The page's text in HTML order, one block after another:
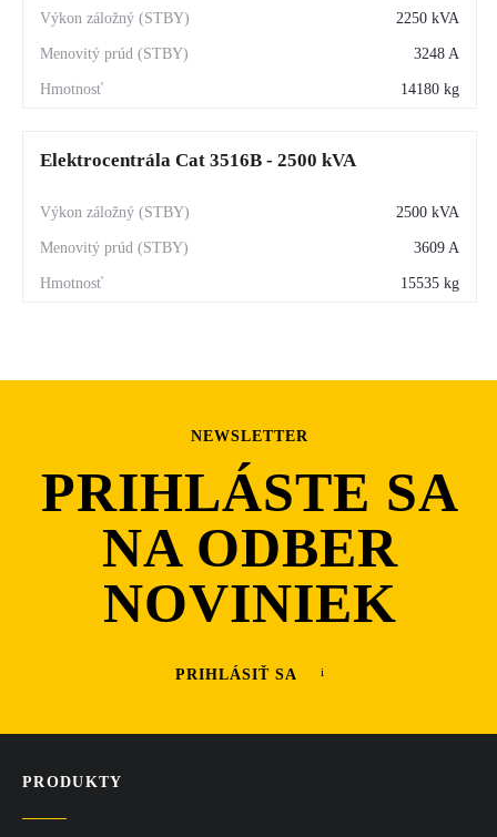
2250 kVA
3248 A
14180 kg
Elektrocentrála Cat 3516B - 2500 kVA
2500 kVA
3609 A
15535 kg
NEWSLETTER
PRIHLÁSTE SA
NA ODBER
NOVINIEK
PRIHLÁSIŤ SA
PRODUKTY